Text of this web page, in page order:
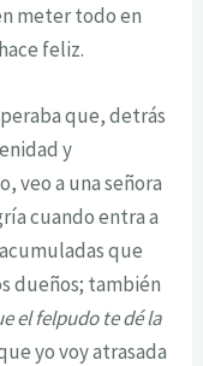
meter todo en
feliz.
que, detrás
y
veo a una señora
cuando entra a
que
dueños; también
el felpudo te dé la
yo voy atrasada